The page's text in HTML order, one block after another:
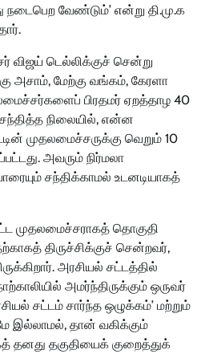
வேண்டும்’ என்று தி.மு.க
விஜய் டெல்லிக்குச் சென்று
அசாம், மேற்கு வங்கம், கேரளா
பிரதமர் ஏறத்தாழ 40
நிலையில், என்ன
முதலமைச்சருக்கு வெறும் 10
அவரும் நிர்மலா
சந்திக்காமல் உடனடியாகத்
முதலமைச்சராகத் தொகுதி
திருச்சிக்குச் சென்றவர்,
அரசியல் சட்டத்தில்
அமர்ந்திருக்கும் ஒருவர்
சட்டம் சார்ந்த ஒழுக்கம்’ மற்றும்
இல்லாமல், தான் வகிக்கும்
தனது தகுதியைக் குறைத்துக்